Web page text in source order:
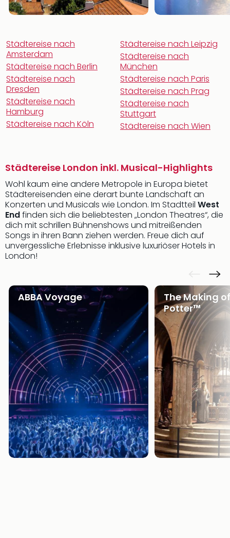
Städtereise nach
Amsterdam
Städtereise nach Berlin
Städtereise nach
Dresden
Städtereise nach
Hamburg
Städtereise nach Köln
Städtereise nach Leipzig
Städtereise nach
München
Städtereise nach Paris
Städtereise nach Prag
Städtereise nach
Stuttgart
Städtereise nach Wien
Städtereise London inkl. Musical-Highlights
Wohl kaum eine andere Metropole in Europa bietet
Städtereisenden eine derart bunte Landschaft an
Konzerten und Musicals wie London. Im Stadtteil West
Endfinden sich die beliebtesten „London Theatres“, die
dich mit schrillen Bühnenshows und mitreißenden
Songs in ihren Bann ziehen werden. Freue dich auf
unvergessliche Erlebnisse inklusive luxuriöser Hotels in
London!
ABBA Voyage
The Making
Potter™